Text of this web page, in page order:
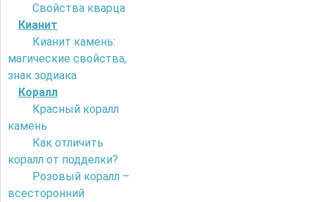
Свойства кварца
Кианит
Кианит камень:
магические свойства,
знак зодиака
Коралл
Красный коралл
камень
Как отличить
коралл от подделки?
Розовый коралл –
всесторонний